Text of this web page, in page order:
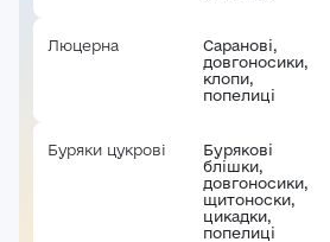
Люцерна
Саранові,
довгоносики,
клопи,
попелиці
Буряки цукрові
Бурякові
блішки,
довгоносики,
щитоноски,
цикадки,
попелиці